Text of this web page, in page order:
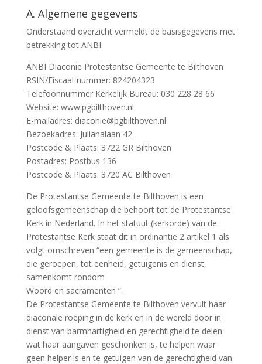
A. Algemene gegevens
Onderstaand overzicht vermeldt de basisgegevens met
betrekking tot ANBI:
ANBI Diaconie Protestantse Gemeente te Bilthoven
RSIN/Fiscaal-nummer: 824204323
Telefoonnummer Kerkelijk Bureau: 030 228 28 66
Website: www.pgbilthoven.nl
E-mailadres: diaconie@pgbilthoven.nl
Bezoekadres: Julianalaan 42
Postcode & Plaats: 3722 GR Bilthoven
Postadres: Postbus 136
Postcode & Plaats: 3720 AC Bilthoven
De Protestantse Gemeente te Bilthoven is een
geloofsgemeenschap die behoort tot de Protestantse
Kerk in Nederland. In het statuut (kerkorde) van de
Protestantse Kerk staat dit in ordinantie 2 artikel 1 als
volgt omschreven “een gemeente is de gemeenschap,
die geroepen, tot eenheid, getuigenis en dienst,
samenkomt rondom
Woord en sacramenten “.
De Protestantse Gemeente te Bilthoven vervult haar
diaconale roeping in de kerk en in de wereld door in
dienst van barmhartigheid en gerechtigheid te delen
wat haar aangaven geschonken is, te helpen waar
geen helper is en te getuigen van de gerechtigheid van